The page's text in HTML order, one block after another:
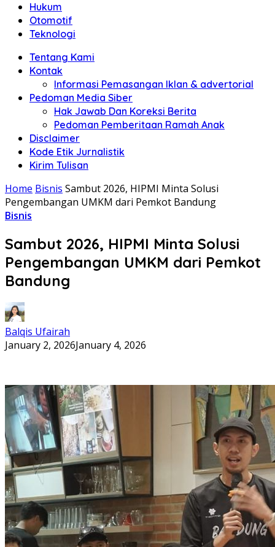
Hukum
Otomotif
Teknologi
Tentang Kami
Kontak
Informasi Pemasangan Iklan & advertorial
Pedoman Media Siber
Hak Jawab Dan Koreksi Berita
Pedoman Pemberitaan Ramah Anak
Disclaimer
Kode Etik Jurnalistik
Kirim Tulisan
Home Bisnis Sambut 2026, HIPMI Minta Solusi
Pengembangan UMKM dari Pemkot Bandung
Bisnis
Sambut 2026, HIPMI Minta Solusi
Pengembangan UMKM dari Pemkot
Bandung
Balqis Ufairah
January 2, 2026January 4, 2026